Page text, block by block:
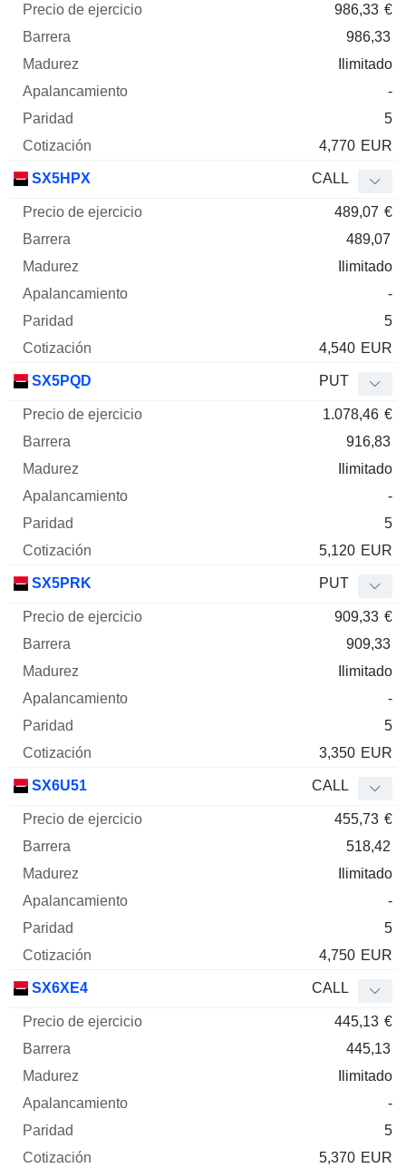
986,33 €
986,33
Ilimitado
-
5
4,770 EUR
SX5HPX CALL
489,07 €
489,07
Ilimitado
-
5
4,540 EUR
SX5PQD PUT
1.078,46 €
916,83
Ilimitado
-
5
5,120 EUR
SX5PRK PUT
909,33 €
909,33
Ilimitado
-
5
3,350 EUR
SX6U51 CALL
455,73 €
518,42
Ilimitado
-
5
4,750 EUR
SX6XE4 CALL
445,13 €
445,13
Ilimitado
-
5
5,370 EUR